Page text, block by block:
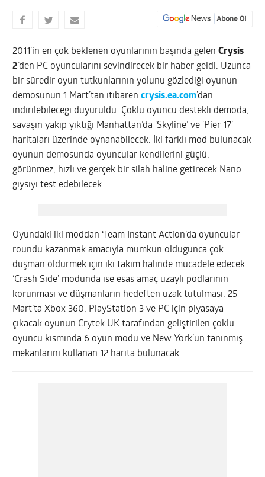
2011’in en çok beklenen oyunlarının başında gelenCrysis
2’den PC oyuncularını sevindirecek bir haber geldi. Uzunca
bir süredir oyun tutkunlarının yolunu gözlediği oyunun
demosunun 1 Mart’tan itibarencrysis.ea.com’dan
indirilebileceği duyuruldu. Çoklu oyuncu destekli demoda,
savaşın yakıp yıktığı Manhattan’da ‘Skyline’ ve ‘Pier 17’
haritaları üzerinde oynanabilecek. İki farklı mod bulunacak
oyunun demosunda oyuncular kendilerini güçlü,
görünmez, hızlı ve gerçek bir silah haline getirecek Nano
giysiyi test edebilecek.
Oyundaki iki moddan ‘Team Instant Action’da oyuncular
roundu kazanmak amacıyla mümkün olduğunca çok
düşman öldürmek için iki takım halinde mücadele edecek.
‘Crash Side’ modunda ise esas amaç uzaylı podlarının
korunması ve düşmanların hedeften uzak tutulması. 25
Mart’ta Xbox 360, PlayStation 3 ve PC için piyasaya
çıkacak oyunun Crytek UK tarafından geliştirilen çoklu
oyuncu kısmında 6 oyun modu ve New York’un tanınmış
mekanlarını kullanan 12 harita bulunacak.